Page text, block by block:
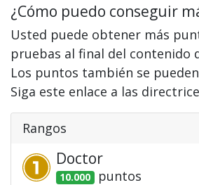
¿Cómo puedo conseguir
Usted puede obtener más
pruebas al final del contenido
Los puntos también se
Siga este enlace a las
Rangos
Doctor
10.000 puntos